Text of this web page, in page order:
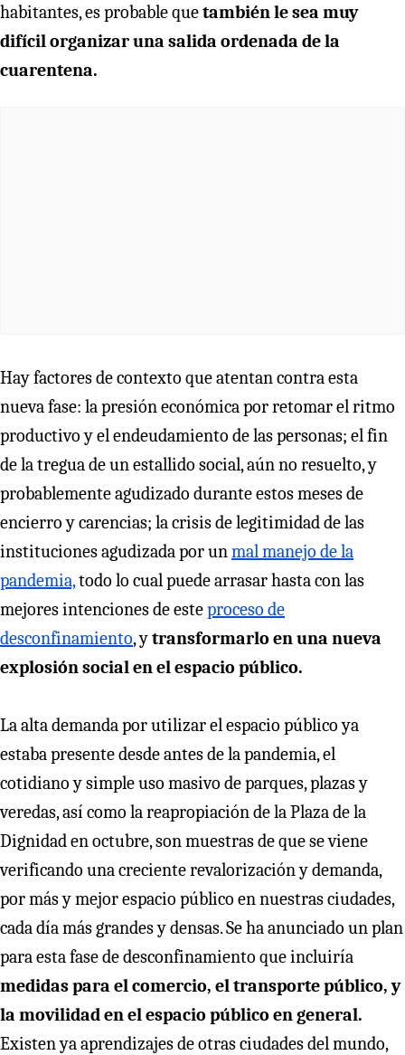
habitantes, es probable quetambién le sea muy
difícil organizar una salida ordenada de la
cuarentena.
Hay factores de contexto que atentan contra esta
nueva fase: la presión económica por retomar el ritmo
productivo y el endeudamiento de las personas; el fin
de la tregua de un estallido social, aún no resuelto, y
probablemente agudizado durante estos meses de
encierro y carencias; la crisis de legitimidad de las
instituciones agudizada por unmal manejo de la
pandemia,todo lo cual puede arrasar hasta con las
mejores intenciones de esteproceso de
desconfinamiento, ytransformarlo en una nueva
explosión social en el espacio público.
La alta demanda por utilizar el espacio público ya
estaba presente desde antes de la pandemia, el
cotidiano y simple uso masivo de parques, plazas y
veredas, así como la reapropiación de la Plaza de la
Dignidad en octubre, son muestras de que se viene
verificando una creciente revalorización y demanda,
por más y mejor espacio público en nuestras ciudades,
cada día más grandes y densas. Se ha anunciado un plan
para esta fase de desconfinamiento que incluiría
medidas para el comercio, el transporte público, y
la movilidad en el espacio público en general.
Existen ya aprendizajes de otras ciudades del mundo,